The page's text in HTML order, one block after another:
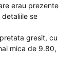
erau prezente
se
gresit, cu
mica de 9.80,